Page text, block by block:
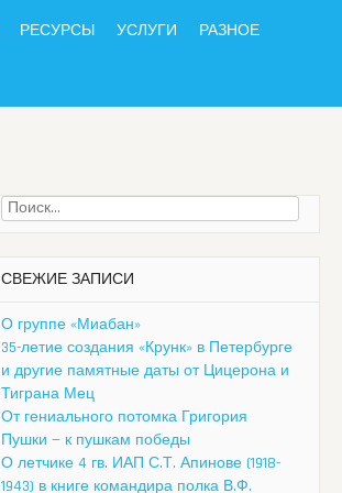
РЕСУРСЫ УСЛУГИ РАЗНОЕ
Найти:
СВЕЖИЕ ЗАПИСИ
О группе «Миабан»
35-летие создания «Крунк» в Петербурге
и другие памятные даты от Цицерона и
Тиграна Мец
От гениального потомка Григория
Пушки — к пушкам победы
О летчике 4 гв. ИАП С.Т. Апинове (1918-
1943) в книге командира полка В.Ф.